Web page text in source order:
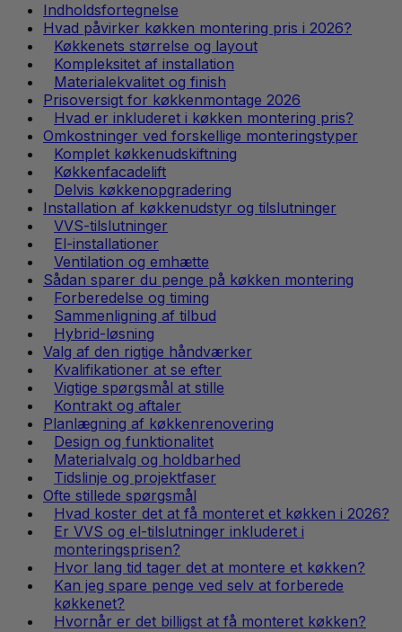
Indholdsfortegnelse
Hvad påvirker køkken montering pris i 2026?
Køkkenets størrelse og layout
Kompleksitet af installation
Materialekvalitet og finish
Prisoversigt for køkkenmontage 2026
Hvad er inkluderet i køkken montering pris?
Omkostninger ved forskellige monteringstyper
Komplet køkkenudskiftning
Køkkenfacadelift
Delvis køkkenopgradering
Installation af køkkenudstyr og tilslutninger
VVS-tilslutninger
El-installationer
Ventilation og emhætte
Sådan sparer du penge på køkken montering
Forberedelse og timing
Sammenligning af tilbud
Hybrid-løsning
Valg af den rigtige håndværker
Kvalifikationer at se efter
Vigtige spørgsmål at stille
Kontrakt og aftaler
Planlægning af køkkenrenovering
Design og funktionalitet
Materialvalg og holdbarhed
Tidslinje og projektfaser
Ofte stillede spørgsmål
Hvad koster det at få monteret et køkken i 2026?
Er VVS og el-tilslutninger inkluderet i
monteringsprisen?
Hvor lang tid tager det at montere et køkken?
Kan jeg spare penge ved selv at forberede
køkkenet?
Hvornår er det billigst at få monteret køkken?